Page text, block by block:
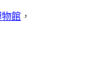
物館 ，